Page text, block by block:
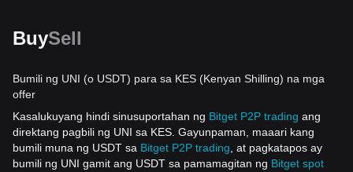
BuySell
Bumili ng UNI (o USDT) para sa KES (Kenyan Shilling) na mga
offer
Kasalukuyang hindi sinusuportahan ng Bitget P2P trading ang
direktang pagbili ng UNI sa KES. Gayunpaman, maaari kang
bumili muna ng USDT sa Bitget P2P trading , at pagkatapos ay
bumili ng UNI gamit ang USDT sa pamamagitan ng Bitget spot